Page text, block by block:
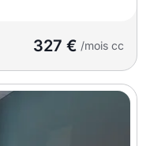
327 € /mois cc